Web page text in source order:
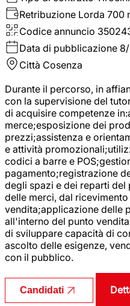
Retribuzione Lorda 700
Codice annuncio
Data di pubblicazione
Città Cosenza
Durante il percorso, in
con la supervisione del
di acquisire competenze
merce;esposizione dei
prezzi;assistenza e
e attività
codici a barre e
pagamento;registrazione
degli spazi e dei reparti
delle merci, dal
vendita;applicazione delle
all'interno del punto
di sviluppare capacità di
ascolto delle esigenze,
con il pubblico.
Candidati